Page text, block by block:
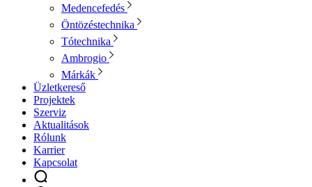
Medencefedés
Öntözéstechnika
Tótechnika
Ambrogio
Márkák
Üzletkereső
Projektek
Szerviz
Aktualitások
Rólunk
Karrier
Kapcsolat